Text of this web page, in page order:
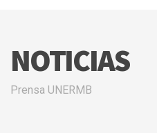
NOTICIAS
Prensa UNERMB